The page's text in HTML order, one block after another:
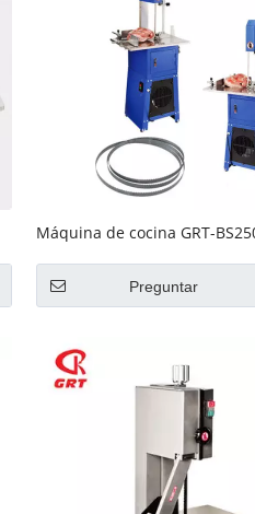
Máquina de cocina GRT-
Preguntar